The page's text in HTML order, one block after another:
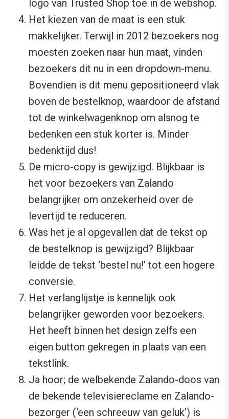
logo van Trusted Shop toe in de webshop.
Het kiezen van de maat is een stuk
makkelijker. Terwijl in 2012 bezoekers nog
moesten zoeken naar hun maat, vinden
bezoekers dit nu in een dropdown-menu.
Bovendien is dit menu gepositioneerd vlak
boven de bestelknop, waardoor de afstand
tot de winkelwagenknop om alsnog te
bedenken een stuk korter is. Minder
bedenktijd dus!
De micro-copy is gewijzigd. Blijkbaar is
het voor bezoekers van Zalando
belangrijker om onzekerheid over de
levertijd te reduceren.
Was het je al opgevallen dat de tekst op
de bestelknop is gewijzigd? Blijkbaar
leidde de tekst ‘bestel nu!’ tot een hogere
conversie.
Het verlanglijstje is kennelijk ook
belangrijker geworden voor bezoekers.
Het heeft binnen het design zelfs een
eigen button gekregen in plaats van een
tekstlink.
Ja hoor; de welbekende Zalando-doos van
de bekende televisiereclame en Zalando-
bezorger (‘een schreeuw van geluk’) is